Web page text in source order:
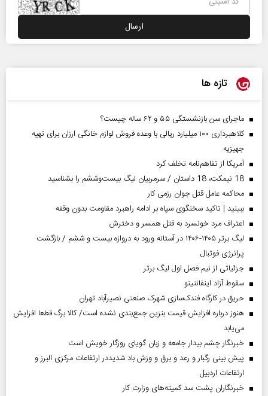
تازه ها
ماجرای سن بازنشستگی ۵۵ و ۶۲ ساله چیست؟
کلاهبرداری ۱۰۰ میلیارد ریالی با وعده فروش لوازم خانگی ارزان برای تهیه
جهیزیه
آمریکا از تفاهم‌نامه تخلف کرد
18 نیمکت، 18 داستان / سرمربیان لیگ بیست‌وششم را بشناسید
محاکمه عامل قتل جوان رزمی کار
ببینید | تاکید سخنگوی سپاه بر ادامه راهبرد مقاومت بدون وقفه
اعتراف مرد خونسرد به قتل همسر و دخترش
لیگ برتر ۱۴۰۵-۱۴۰۶ در آستانه ورود به دروازه بیست و ششم / بازگشت
پرانرژی فوتبال
جزئیاتی از نیم فصل اول لیگ برتر
سقوط آزاد اینفانتینو
حریق در کارگاه فندک‌سازی شهرک صنعتی نصیرآباد تهران
هنوز درباره افزایش قیمت بنزین جمع‌بندی نشده است/ کالا برگ قطعا افزایش
می‌یابد
خبرنگار چشم بیدار جامعه و زبان گویای روزگار خویش است
پیش بینی رگبار و رعد و برق و وزش باد شدیددر ارتفاعات مرکزی البرز و
ارتفاعات اردبیل
خبرنگاران پشت سد کمیته‌های وزارت کار